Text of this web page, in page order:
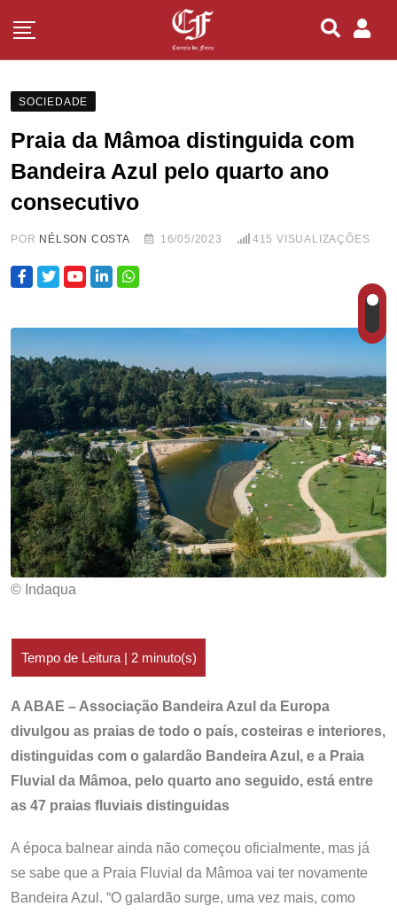
SOCIEDADE
Praia da Mâmoa distinguida com
Bandeira Azul pelo quarto ano
consecutivo
POR NÉLSON COSTA 16/05/2023 415 VISUALIZAÇÕES
© Indaqua
A ABAE – Associação Bandeira Azul da Europa
divulgou as praias de todo o país, costeiras e interiores,
distinguidas com o galardão Bandeira Azul, e a Praia
Fluvial da Mâmoa, pelo quarto ano seguido, está entre
as 47 praias fluviais distinguidas
A época balnear ainda não começou oficialmente, mas já
se sabe que a Praia Fluvial da Mâmoa vai ter novamente
Bandeira Azul. “O galardão surge, uma vez mais, como